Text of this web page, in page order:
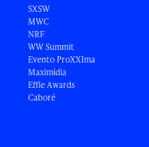
SXSW
MWC
NRF
WW Summit
Evento ProXXIma
Maximídia
Effie Awards
Caboré